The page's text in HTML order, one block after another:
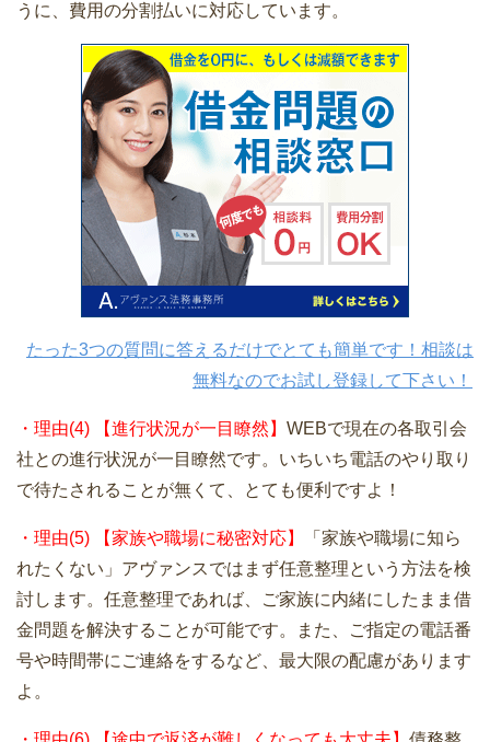
うに、費用の分割払いに対応しています。
たった3つの質問に答えるだけでとても簡単です！相談は
無料なのでお試し登録して下さい！
・理由(4) 【進行状況が一目瞭然】 WEBで現在の各取引会
社との進行状況が一目瞭然です。いちいち電話のやり取り
で待たされることが無くて、とても便利ですよ！
・理由(5) 【家族や職場に秘密対応】
「家族や職場に知ら
れたくない」アヴァンスではまず任意整理という方法を検
討します。任意整理であれば、ご家族に内緒にしたまま借
金問題を解決することが可能です。また、ご指定の電話番
号や時間帯にご連絡をするなど、最大限の配慮があります
よ。